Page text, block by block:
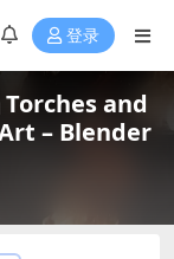
登录
Torches and
– Blender